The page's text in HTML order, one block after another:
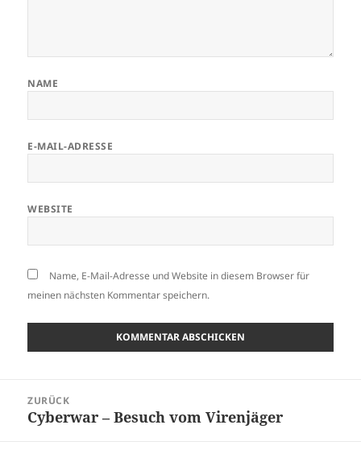
NAME
E-MAIL-ADRESSE
WEBSITE
Name, E-Mail-Adresse und Website in diesem Browser für
meinen nächsten Kommentar speichern.
ZURÜCK
Vorheriger
Cyberwar – Besuch vom Virenjäger